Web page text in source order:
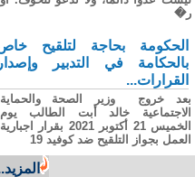
ر�
الحكومة بحاجة لتلقيح خاص
بالحكامة في التدبير وإصدار
القرارات...
بعد خروج وزير الصحة والحماية
الاجتماعية خالد أبت الطالب يوم
الخميس 21 أكتوبر 2021 بقرار اجبارية
العمل بجواز التلقيح ضد كوفيد 19
المزيد...